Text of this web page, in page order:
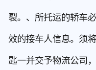
裂。、所托运的轿车
效的接车人信息。须
匙一并交予物流公司